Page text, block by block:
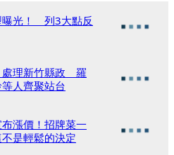
曝光！ 列3大點反
處理新竹縣政 羅
人齊聚站台
漲價！招牌菜一
是輕鬆的決定